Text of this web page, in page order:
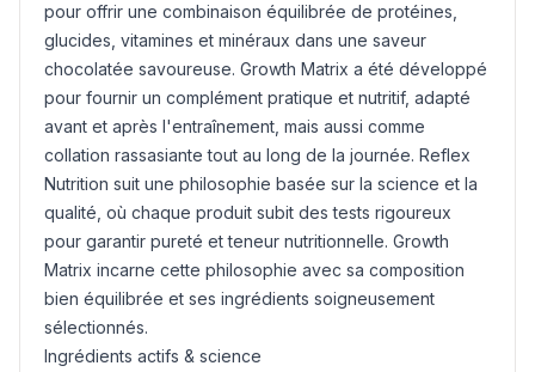
pour offrir une combinaison équilibrée de protéines,
glucides, vitamines et minéraux dans une saveur
chocolatée savoureuse. Growth Matrix a été développé
pour fournir un complément pratique et nutritif, adapté
avant et après l'entraînement, mais aussi comme
collation rassasiante tout au long de la journée. Reflex
Nutrition suit une philosophie basée sur la science et la
qualité, où chaque produit subit des tests rigoureux
pour garantir pureté et teneur nutritionnelle. Growth
Matrix incarne cette philosophie avec sa composition
bien équilibrée et ses ingrédients soigneusement
sélectionnés.
Ingrédients actifs & science